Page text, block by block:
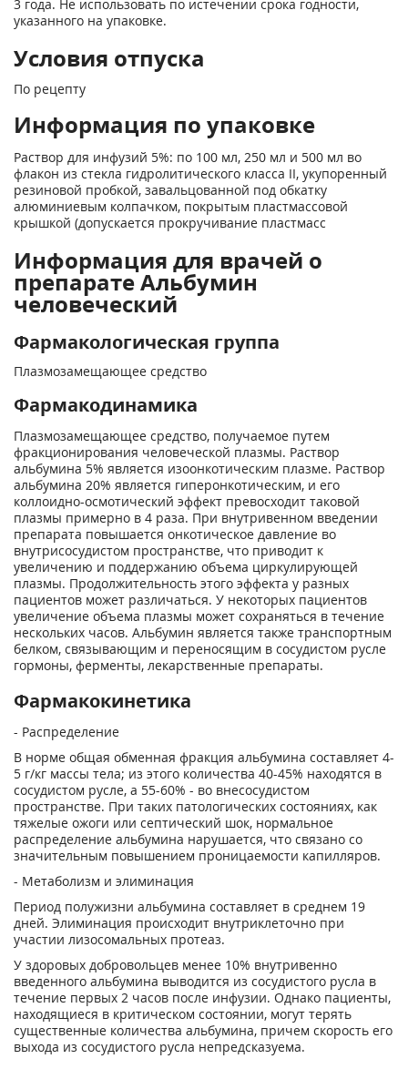
3 года. Не использовать по истечении срока годности,
указанного на упаковке.
Условия отпуска
По рецепту
Информация по упаковке
Раствор для инфузий 5%: по 100 мл, 250 мл и 500 мл во
флакон из стекла гидролитического класса II, укупоренный
резиновой пробкой, завальцованной под обкатку
алюминиевым колпачком, покрытым пластмассовой
крышкой (допускается прокручивание пластмасс
Информация для врачей о
препарате Альбумин
человеческий
Фармакологическая группа
Плазмозамещающее средство
Фармакодинамика
Плазмозамещающее средство, получаемое путем
фракционирования человеческой плазмы. Раствор
альбумина 5% является изоонкотическим плазме. Раствор
альбумина 20% является гиперонкотическим, и его
коллоидно-осмотический эффект превосходит таковой
плазмы примерно в 4 раза. При внутривенном введении
препарата повышается онкотическое давление во
внутрисосудистом пространстве, что приводит к
увеличению и поддержанию объема циркулирующей
плазмы. Продолжительность этого эффекта у разных
пациентов может различаться. У некоторых пациентов
увеличение объема плазмы может сохраняться в течение
нескольких часов. Альбумин является также транспортным
белком, связывающим и переносящим в сосудистом русле
гормоны, ферменты, лекарственные препараты.
Фармакокинетика
- Распределение
В норме общая обменная фракция альбумина составляет 4-
5 г/кг массы тела; из этого количества 40-45% находятся в
сосудистом русле, а 55-60% - во внесосудистом
пространстве. При таких патологических состояниях, как
тяжелые ожоги или септический шок, нормальное
распределение альбумина нарушается, что связано со
значительным повышением проницаемости капилляров.
- Метаболизм и элиминация
Период полужизни альбумина составляет в среднем 19
дней. Элиминация происходит внутриклеточно при
участии лизосомальных протеаз.
У здоровых добровольцев менее 10% внутривенно
введенного альбумина выводится из сосудистого русла в
течение первых 2 часов после инфузии. Однако пациенты,
находящиеся в критическом состоянии, могут терять
существенные количества альбумина, причем скорость его
выхода из сосудистого русла непредсказуема.